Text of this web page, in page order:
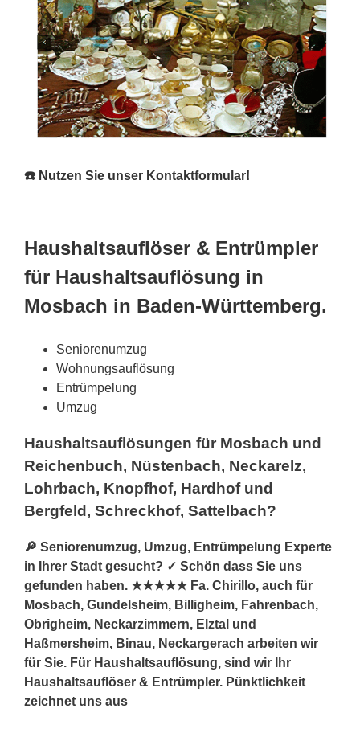
☎️ Nutzen Sie unser Kontaktformular!
Haushaltsauflöser & Entrümpler
für Haushaltsauflösung in
Mosbach in Baden-Württemberg.
Seniorenumzug
Wohnungsauflösung
Entrümpelung
Umzug
Haushaltsauflösungen für Mosbach und
Reichenbuch, Nüstenbach, Neckarelz,
Lohrbach, Knopfhof, Hardhof und
Bergfeld, Schreckhof, Sattelbach?
🔎 Seniorenumzug, Umzug, Entrümpelung Experte
in Ihrer Stadt gesucht? ✓ Schön dass Sie uns
gefunden haben. ★★★★★ Fa. Chirillo, auch für
Mosbach, Gundelsheim, Billigheim, Fahrenbach,
Obrigheim, Neckarzimmern, Elztal und
Haßmersheim, Binau, Neckargerach arbeiten wir
für Sie. Für Haushaltsauflösung, sind wir Ihr
Haushaltsauflöser & Entrümpler. Pünktlichkeit
zeichnet uns aus